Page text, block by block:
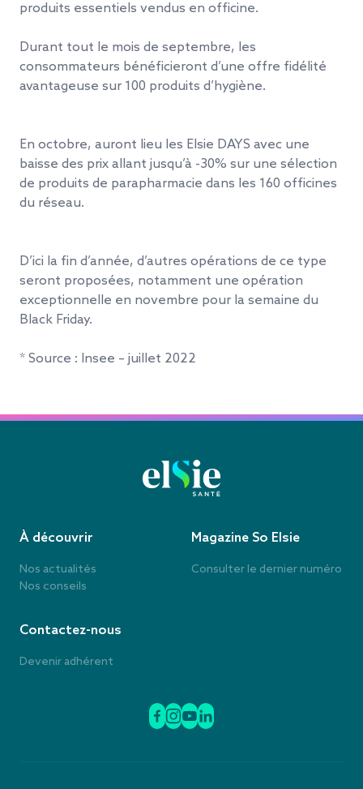
produits essentiels vendus en officine.
Durant tout le mois de septembre, les
consommateurs bénéficieront d’une offre fidélité
avantageuse sur 100 produits d’hygiène.
En octobre, auront lieu les Elsie DAYS avec une
baisse des prix allant jusqu’à -30% sur une sélection
de produits de parapharmacie dans les 160 officines
du réseau.
D’ici la fin d’année, d’autres opérations de ce type
seront proposées, notamment une opération
exceptionnelle en novembre pour la semaine du
Black Friday.
* Source : Insee – juillet 2022
À découvrir
Nos actualités
Nos conseils
Magazine So Elsie
Consulter le dernier numéro
Contactez-nous
Devenir adhérent